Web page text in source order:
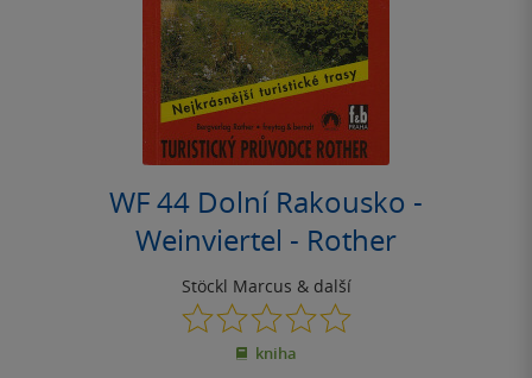
WF 44 Dolní Rakousko -
Weinviertel - Rother
Stöckl Marcus & další
0.0
z
5
kniha